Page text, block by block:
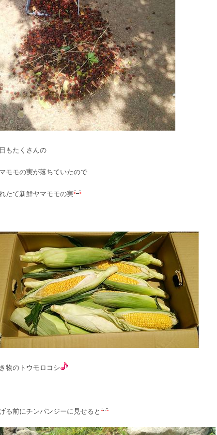
もたくさんの
モモの実が落ちていたので
たて新鮮ヤマモモの実
物のトウモロコシ
る前にチンパンジーに見せると